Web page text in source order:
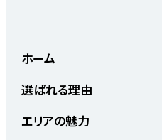
ホーム
選ばれる理由
エリアの魅力